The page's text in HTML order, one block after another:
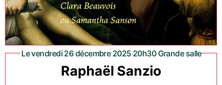
Le vendredi 26 décembre 2025 20h30 Grande salle
Raphaël Sanzio